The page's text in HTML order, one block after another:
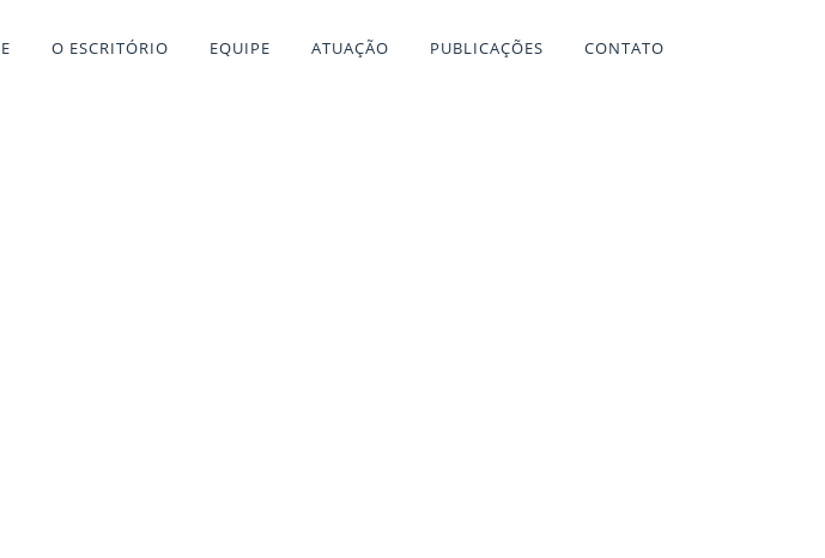
O ESCRITÓRIO EQUIPE ATUAÇÃO PUBLICAÇÕES CONTATO